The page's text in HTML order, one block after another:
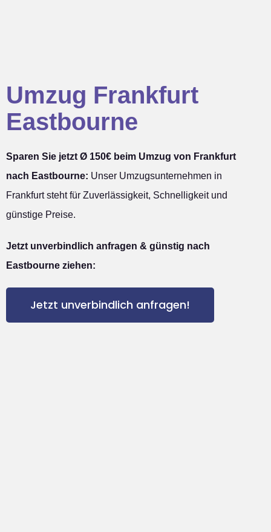
Umzug Frankfurt
Eastbourne
Sparen Sie jetzt Ø 150€ beim Umzug von Frankfurt
nach Eastbourne: Unser Umzugsunternehmen in
Frankfurt steht für Zuverlässigkeit, Schnelligkeit und
günstige Preise.
Jetzt unverbindlich anfragen & günstig nach
Eastbourne ziehen:
Jetzt unverbindlich anfragen!